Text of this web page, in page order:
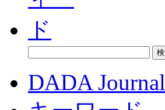
DADA Journal